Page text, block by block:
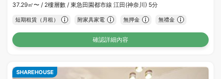
37.29㎡〜 / 2樓層數 / 東急田園都市線 江田(神奈川) 5分
短期租賃（月租） 附家具家電 無押金 無禮金
確認詳細內容
SHAREHOUSE